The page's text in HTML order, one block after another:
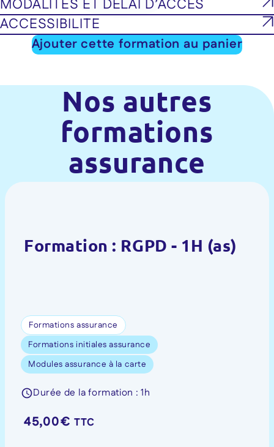
MODALITES ET DELAI D’ACCES
ACCESSIBILITE
Ajouter cette formation au panier
Nos autres
formations
assurance
Formation : RGPD - 1H (as)
Formations assurance
Formations initiales assurance
Modules assurance à la carte
Durée de la formation : 1h
45,00€ TTC